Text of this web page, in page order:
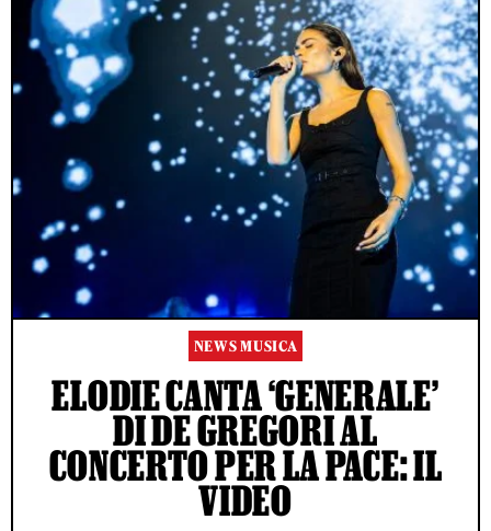
NEWS MUSICA
ELODIE CANTA ‘GENERALE’
DI DE GREGORI AL
CONCERTO PER LA PACE: IL
VIDEO